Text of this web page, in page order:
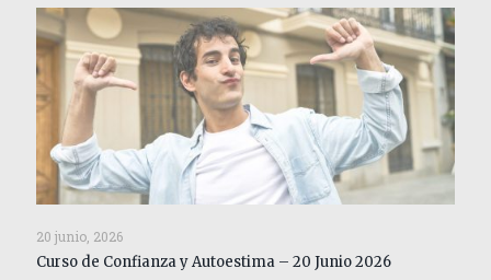
20 junio, 2026
Curso de Confianza y Autoestima – 20 Junio 2026